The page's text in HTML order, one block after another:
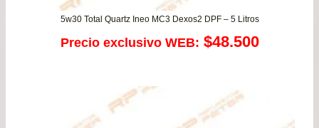
5w30 Total Quartz Ineo MC3 Dexos2 DPF – 5 Litros
Precio exclusivo WEB: $48.500